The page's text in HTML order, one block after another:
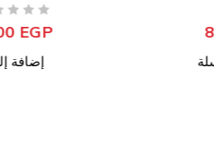
EGP
إضافة إلى السلة